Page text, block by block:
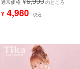
イト ブラック 白 黒 ビキニ
(久保七瀬/中尾みほ着用) [tk-
sw2101]
通常価格 のところ
¥ 4,980 税込